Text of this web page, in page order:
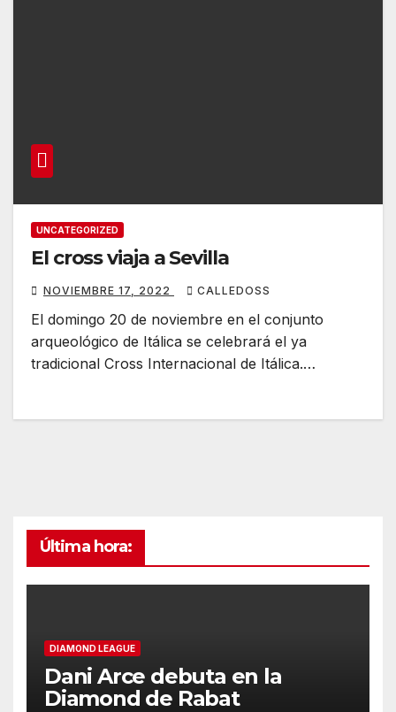
UNCATEGORIZED
El cross viaja a Sevilla
NOVIEMBRE 17, 2022 CALLEDOSS
El domingo 20 de noviembre en el conjunto
arqueológico de Itálica se celebrará el ya
tradicional Cross Internacional de Itálica.…
Última hora:
DIAMOND LEAGUE
Dani Arce debuta en la
Diamond de Rabat